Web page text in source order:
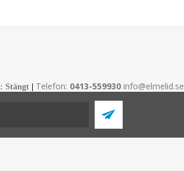
: Stängt Telefon: 0413-559930 info@elmelid.se